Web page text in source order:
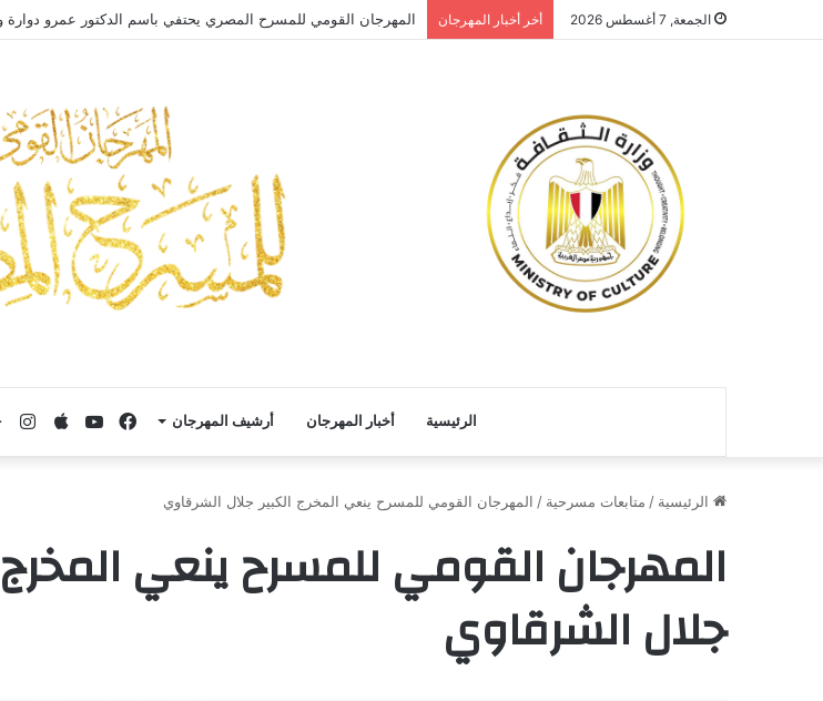
الجمعة, 7 أغسطس 2026 أخر أخبار المهرجان المهرجان القومي للمسرح المصري يحتفي باسم الدكتور عمرو
الرئيسية أخبار المهرجان أرشيف المهرجان يوتيوب
فيسبوك
الرئيسية / متابعات مسرحية / المهرجان القومي للمسرح ينعي المخرج الكبير جلال الشرقاوي
المهرجان القومي للمسرح ينعي المخرج
جلال الشرقاوي